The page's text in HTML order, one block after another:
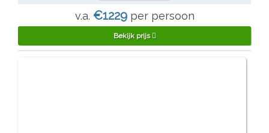
v.a. €1229per persoon
Bekijk prijs